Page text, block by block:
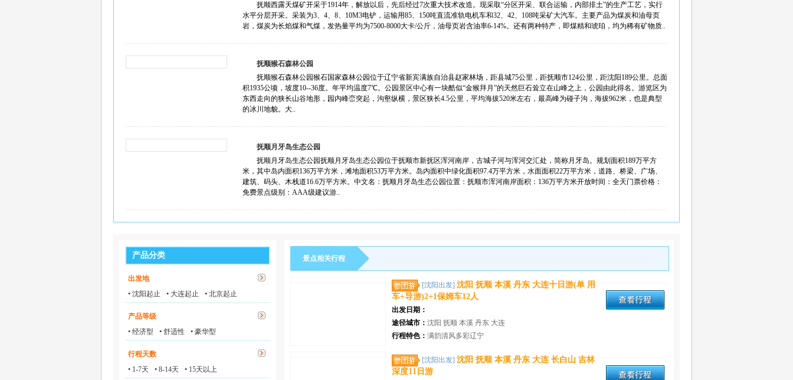
抚顺西露天煤矿开采于1914年，解放以后，先后经过7次重大技术改造。现采取“分区开采、联合运输，内部排土”的生产工艺，实行
水平分层开采。采装为3、4、8、10M3电铲，运输用85、150吨直流准轨电机车和32、42、108吨采矿大汽车。主要产品为煤炭和油母页
岩，煤炭为长焰煤和气煤，发热量平均为7500-8000大卡/公斤，油母页岩含油率6-14%。还有两种特产，即煤精和琥珀，均为稀有矿物质..
抚顺猴石森林公园
抚顺猴石森林公园猴石国家森林公园位于辽宁省新宾满族自治县赵家林场，距县城75公里，距抚顺市124公里，距沈阳189公里。总面
积1935公顷，坡度10--36度。年平均温度7℃。公园景区中心有一块酷似“金猴拜月”的天然巨石耸立在山峰之上，公园由此得名。游览区为
东西走向的狭长山谷地形，园内峰峦突起，沟壑纵横，景区狭长4.5公里，平均海拔520米左右，最高峰为碰子沟，海拔962米，也是典型
的冰川地貌。大..
抚顺月牙岛生态公园
抚顺月牙岛生态公园抚顺月牙岛生态公园位于抚顺市新抚区浑河南岸，古城子河与浑河交汇处，简称月牙岛。规划面积189万平方
米，其中岛内面积136万平方米，滩地面积53万平方米。岛内面积中绿化面积97.4万平方米，水面面积22万平方米，道路、桥梁、广场、
建筑、码头、木栈道16.6万平方米。中文名：抚顺月牙岛生态公园位置：抚顺市浑河南岸面积：136万平方米开放时间：全天门票价格：
免费景点级别：AAA级建议游..
产品分类
出发地
• 沈阳起止
• 大连起止 • 北京起止
产品等级
• 经济型
• 舒适性 • 豪华型
行程天数
• 1-7天
• 8-14天 • 15天以上
景点相关行程
[沈阳出发] 沈阳 抚顺 本溪 丹东 大连十日游(单 用
车+导游)2+1保姆车12人
出发日期：
途径城市： 沈阳 抚顺 本溪 丹东 大连
行程特色： 满韵清风多彩辽宁
[沈阳出发] 沈阳 抚顺 本溪 丹东 大连 长白山 吉林
深度11日游